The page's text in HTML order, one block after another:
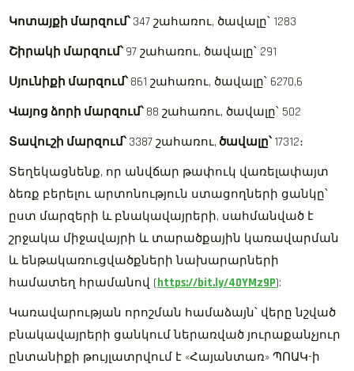
Կոտայքի մարզում՝347 շահառու, ծավալը՝ 1283
Շիրակի մարզում՝97 շահառու, ծավալը՝ 291
Սյունիքի մարզում՝861 շահառու, ծավալը՝ 6270,6
Վայոց ձորի մարզում՝88 շահառու, ծավալը՝ 502
Տավուշի մարզում՝3387 շահառու, ծավալը՝17312։
Տեղեկացնենք, որ անվճար թափուկ վառելափայտ
ձեռք բերելու արտոնություն ստացողների ցանկը՝
ըստ մարզերի և բնակավայրերի, սահմանված է
շրջակա միջավայրի և տարածքային կառավարման
և ենթակառուցվածքների նախարարների
համատեղ հրամանով (https://bit.ly/40YMz9P):
Կառավարության որոշման համաձայն՝ վերը նշված
բնակավայրերի ցանկում ներառված յուրաքանչյուր
ընտանիքի թույլատրվում է «Հայանտառ» ՊՈԱԿ-ի